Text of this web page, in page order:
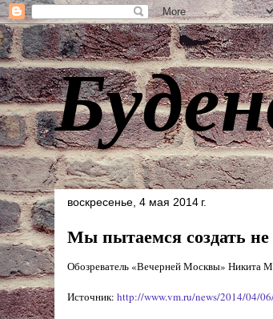
воскресенье, 4 мая 2014 г.
Мы пытаемся создать
Обозреватель «Вечерней Москвы» Никита
Источник: http://www.vm.ru/news/2014/04/